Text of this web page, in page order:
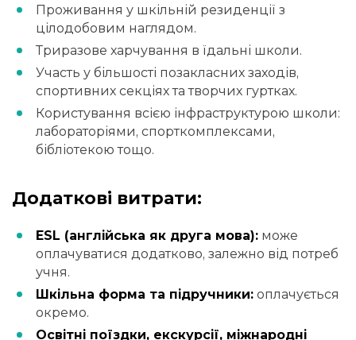
Проживання у шкільній резиденції з
цілодобовим наглядом.
Триразове харчування в їдальні школи.
Участь у більшості позакласних заходів,
спортивних секціях та творчих гуртках.
Користування всією інфраструктурою школи:
лабораторіями, спорткомплексами,
бібліотекою тощо.
Додаткові витрати:
ESL (англійська як друга мова): може
оплачуватися додатково, залежно від потреб
учня.
Шкільна форма та підручники: оплачується
окремо.
Освітні поїздки, екскурсії, міжнародні